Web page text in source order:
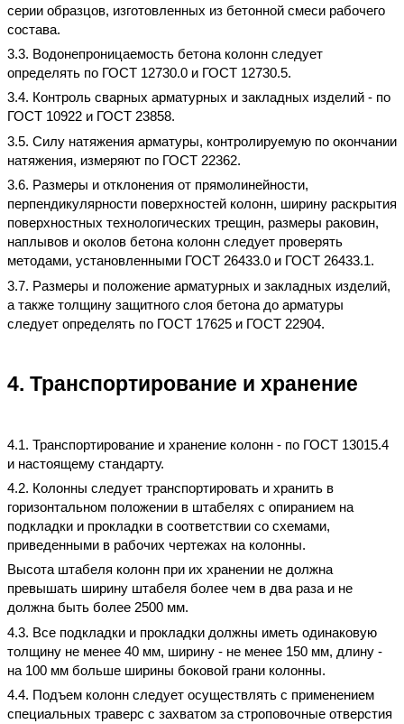
серии образцов, изготовленных из бетонной смеси рабочего
состава.
3.3. Водонепроницаемость бетона колонн следует
определять по ГОСТ 12730.0 и ГОСТ 12730.5.
3.4. Контроль сварных арматурных и закладных изделий - по
ГОСТ 10922 и ГОСТ 23858.
3.5. Силу натяжения арматуры, контролируемую по окончании
натяжения, измеряют по ГОСТ 22362.
3.6. Размеры и отклонения от прямолинейности,
перпендикулярности поверхностей колонн, ширину раскрытия
поверхностных технологических трещин, размеры раковин,
наплывов и околов бетона колонн следует проверять
методами, установленными ГОСТ 26433.0 и ГОСТ 26433.1.
3.7. Размеры и положение арматурных и закладных изделий,
а также толщину защитного слоя бетона до арматуры
следует определять по ГОСТ 17625 и ГОСТ 22904.
4. Транспортирование и хранение
4.1. Транспортирование и хранение колонн - по ГОСТ 13015.4
и настоящему стандарту.
4.2. Колонны следует транспортировать и хранить в
горизонтальном положении в штабелях с опиранием на
подкладки и прокладки в соответствии со схемами,
приведенными в рабочих чертежах на колонны.
Высота штабеля колонн при их хранении не должна
превышать ширину штабеля более чем в два раза и не
должна быть более 2500 мм.
4.3. Все подкладки и прокладки должны иметь одинаковую
толщину не менее 40 мм, ширину - не менее 150 мм, длину -
на 100 мм больше ширины боковой грани колонны.
4.4. Подъем колонн следует осуществлять с применением
специальных траверс с захватом за строповочные отверстия